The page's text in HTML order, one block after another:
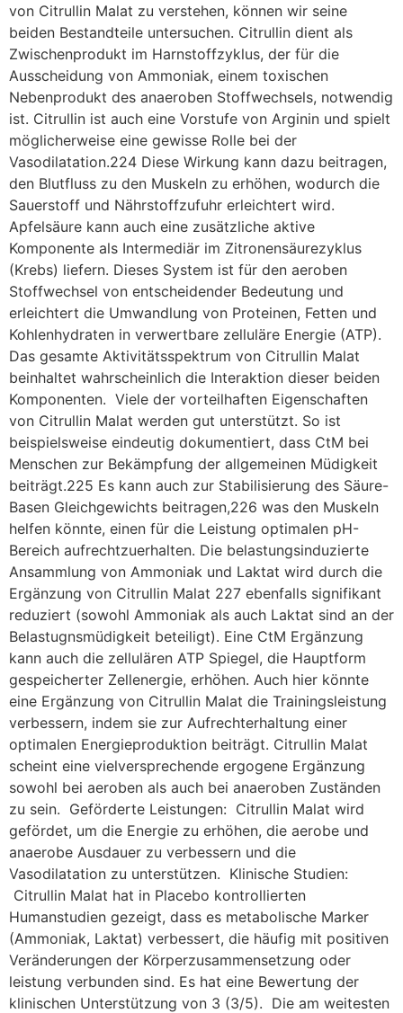
von Citrullin Malat zu verstehen, können wir seine
beiden Bestandteile untersuchen. Citrullin dient als
Zwischenprodukt im Harnstoffzyklus, der für die
Ausscheidung von Ammoniak, einem toxischen
Nebenprodukt des anaeroben Stoffwechsels, notwendig
ist. Citrullin ist auch eine Vorstufe von Arginin und spielt
möglicherweise eine gewisse Rolle bei der
Vasodilatation.224 Diese Wirkung kann dazu beitragen,
den Blutfluss zu den Muskeln zu erhöhen, wodurch die
Sauerstoff und Nährstoffzufuhr erleichtert wird.
Apfelsäure kann auch eine zusätzliche aktive
Komponente als Intermediär im Zitronensäurezyklus
(Krebs) liefern. Dieses System ist für den aeroben
Stoffwechsel von entscheidender Bedeutung und
erleichtert die Umwandlung von Proteinen, Fetten und
Kohlenhydraten in verwertbare zelluläre Energie (ATP).
Das gesamte Aktivitätsspektrum von Citrullin Malat
beinhaltet wahrscheinlich die Interaktion dieser beiden
Komponenten. Viele der vorteilhaften Eigenschaften
von Citrullin Malat werden gut unterstützt. So ist
beispielsweise eindeutig dokumentiert, dass CtM bei
Menschen zur Bekämpfung der allgemeinen Müdigkeit
beiträgt.225 Es kann auch zur Stabilisierung des Säure-
Basen Gleichgewichts beitragen,226 was den Muskeln
helfen könnte, einen für die Leistung optimalen pH-
Bereich aufrechtzuerhalten. Die belastungsinduzierte
Ansammlung von Ammoniak und Laktat wird durch die
Ergänzung von Citrullin Malat 227 ebenfalls signifikant
reduziert (sowohl Ammoniak als auch Laktat sind an der
Belastugnsmüdigkeit beteiligt). Eine CtM Ergänzung
kann auch die zellulären ATP Spiegel, die Hauptform
gespeicherter Zellenergie, erhöhen. Auch hier könnte
eine Ergänzung von Citrullin Malat die Trainingsleistung
verbessern, indem sie zur Aufrechterhaltung einer
optimalen Energieproduktion beiträgt. Citrullin Malat
scheint eine vielversprechende ergogene Ergänzung
sowohl bei aeroben als auch bei anaeroben Zuständen
zu sein. Geförderte Leistungen: Citrullin Malat wird
gefördet, um die Energie zu erhöhen, die aerobe und
anaerobe Ausdauer zu verbessern und die
Vasodilatation zu unterstützen. Klinische Studien:
Citrullin Malat hat in Placebo kontrollierten
Humanstudien gezeigt, dass es metabolische Marker
(Ammoniak, Laktat) verbessert, die häufig mit positiven
Veränderungen der Körperzusammensetzung oder
leistung verbunden sind. Es hat eine Bewertung der
klinischen Unterstützung von 3 (3/5). Die am weitesten